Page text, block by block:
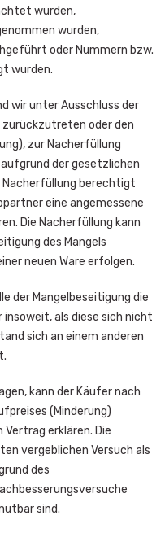
wurden,
wurden,
oder Nummern bzw.
wurden.
wir unter Ausschluss der
zurückzutreten oder den
zur Nacherfüllung
der gesetzlichen
Nacherfüllung berechtigt
eine angemessene
Die Nacherfüllung kann
des Mangels
neuen Ware erfolgen.
der Mangelbeseitigung die
als diese sich nicht
sich an einem anderen
kann der Käufer nach
(Minderung)
erklären. Die
vergeblichen Versuch als
des
sind.